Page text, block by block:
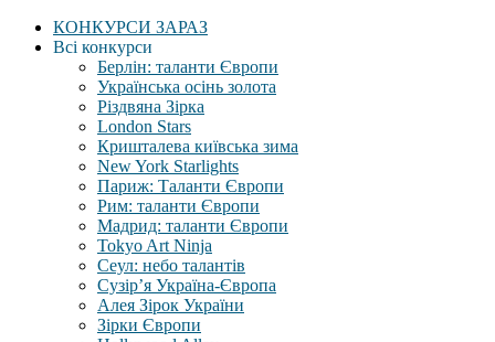
КОНКУРСИ ЗАРАЗ
Всі конкурси
Берлін: таланти Європи
Українська осінь золота
Різдвяна Зірка
London Stars
Кришталева київська зима
New York Starlights
Париж: Таланти Європи
Рим: таланти Європи
Мадрид: таланти Європи
Tokyo Art Ninja
Сеул: небо талантів
Сузір’я Україна-Європа
Алея Зірок України
Зірки Європи